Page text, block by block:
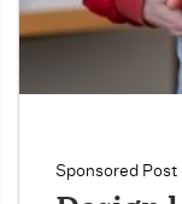
Sponsored Post